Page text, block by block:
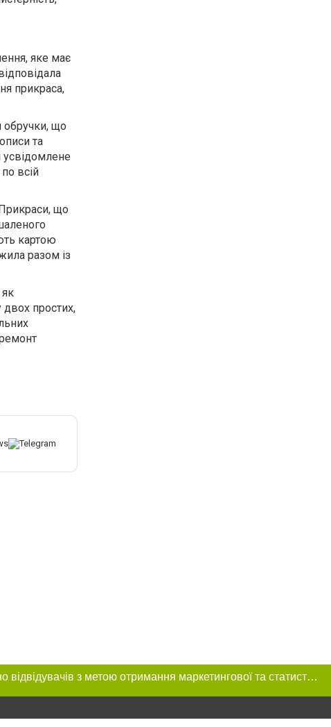
яке має
прикраса,
обручки, що
та
усвідомлене
всій
що
картою
разом із
двох простих,
Цей сайт використовує «cookies». Також веб-сайт використовує інтернет-сервіс для збору технічних даних стосовно відвідувачів з метою отримання маркетингової та статистичної інформації. Умови обробки даних відвідувачів сайту див.